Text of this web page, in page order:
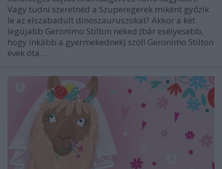
Vagy tudni szeretnéd a Szuperegerek miként győzik
le az elszabadult dinoszauruszokat? Akkor a két
legújabb Geronimo Stilton neked (bár esélyesebb,
hogy inkább a gyermekednek) szól! Geronimo Stilton
évek óta…